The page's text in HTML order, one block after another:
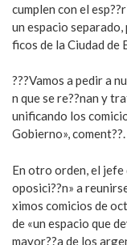
cumplen con el
un espacio
ficos de la Ciudad de
???Vamos a pedir a
n que se re??nan y
unificando los
Gobierno», coment??.
En otro orden, el jefe
oposici??n» a
ximos comicios de
de «un espacio que
mayor??a de los